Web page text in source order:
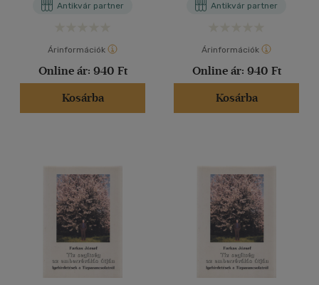
Antikvár partner
Árinformációk
Online ár: 940 Ft
Kosárba
Antikvár partner
Árinformációk
Online ár: 940 Ft
Kosárba